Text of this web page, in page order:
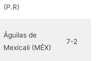
(P.R)
Águilas de
Mexicali (MÉX)
7-2